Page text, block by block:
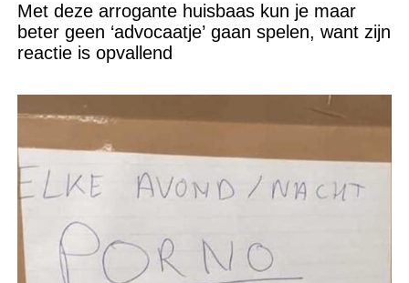
Met deze arrogante huisbaas kun je maar
beter geen ‘advocaatje’ gaan spelen, want zijn
reactie is opvallend